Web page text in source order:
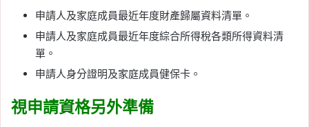
申請人及家庭成員最近年度財產歸屬資料清單。
申請人及家庭成員最近年度綜合所得稅各類所得資料清
單。
申請人身分證明及家庭成員健保卡。
視申請資格另外準備